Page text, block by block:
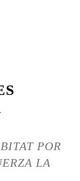
POR
LA